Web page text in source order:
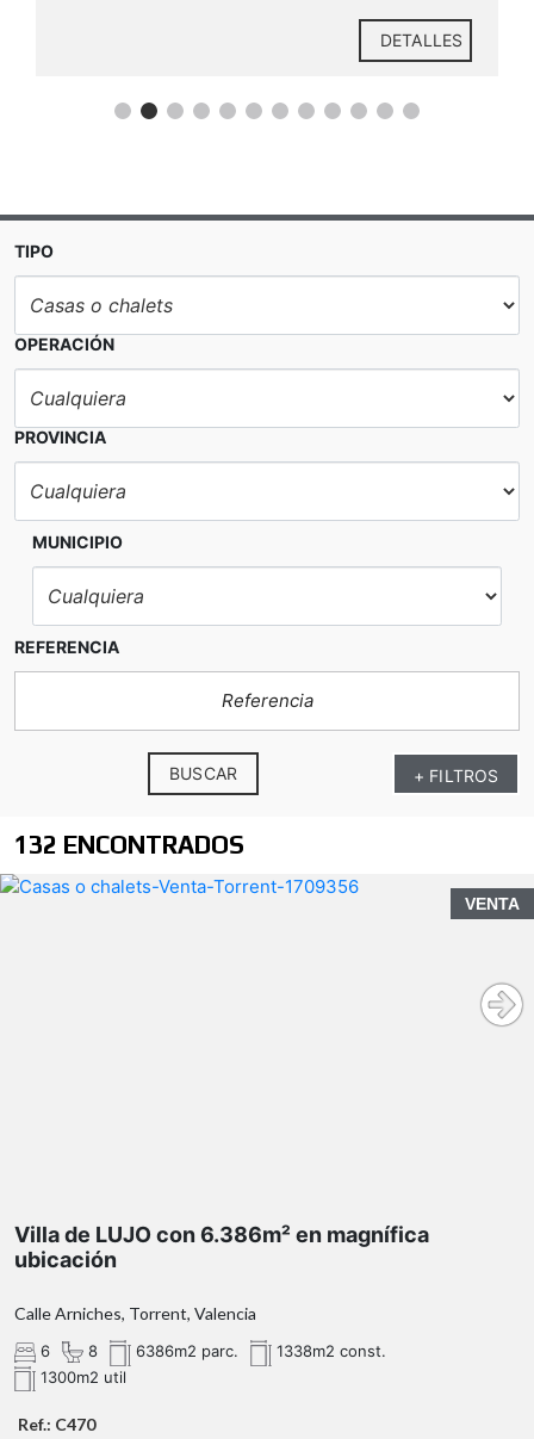
DETALLES
TIPO
OPERACIÓN
PROVINCIA
MUNICIPIO
REFERENCIA
+ FILTROS
BUSCAR
132 ENCONTRADOS
VENTA
Villa de LUJO con 6.386m² en magnífica
ubicación
Calle Arniches, Torrent, Valencia
6 8 6386m2 parc.
1338m2 const.
1300m2 util
Ref.: C470